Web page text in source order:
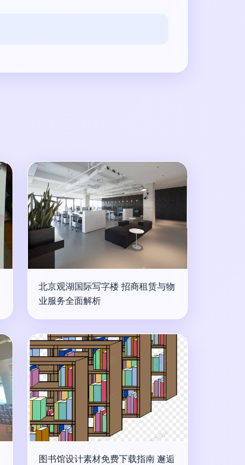
北京观湖国际写字楼 招商租赁与物
业服务全面解析
图书馆设计素材免费下载指南 邂逅